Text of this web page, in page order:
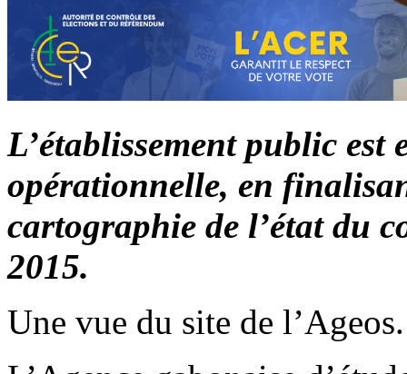
L’établissement public est
opérationnelle, en
cartographie de l’état du
2015.
Une vue du site de